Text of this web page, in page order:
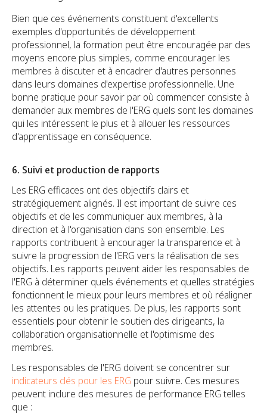
Bien que ces événements constituent d'excellents
exemples d'opportunités de développement
professionnel, la formation peut être encouragée par des
moyens encore plus simples, comme encourager les
membres à discuter et à encadrer d'autres personnes
dans leurs domaines d'expertise professionnelle. Une
bonne pratique pour savoir par où commencer consiste à
demander aux membres de l'ERG quels sont les domaines
qui les intéressent le plus et à allouer les ressources
d'apprentissage en conséquence.
6. Suivi et production de rapports
Les ERG efficaces ont des objectifs clairs et
stratégiquement alignés. Il est important de suivre ces
objectifs et de les communiquer aux membres, à la
direction et à l'organisation dans son ensemble. Les
rapports contribuent à encourager la transparence et à
suivre la progression de l'ERG vers la réalisation de ses
objectifs. Les rapports peuvent aider les responsables de
l'ERG à déterminer quels événements et quelles stratégies
fonctionnent le mieux pour leurs membres et où réaligner
les attentes ou les pratiques. De plus, les rapports sont
essentiels pour obtenir le soutien des dirigeants, la
collaboration organisationnelle et l'optimisme des
membres.
Les responsables de l'ERG doivent se concentrer sur
indicateurs clés pour les ERG pour suivre. Ces mesures
peuvent inclure des mesures de performance ERG telles
que :